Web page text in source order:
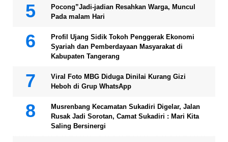
Pocong”Jadi-jadian Resahkan Warga, Muncul
Pada malam Hari
Profil Ujang Sidik Tokoh Penggerak Ekonomi
Syariah dan Pemberdayaan Masyarakat di
Kabupaten Tangerang
Viral Foto MBG Diduga Dinilai Kurang Gizi
Heboh di Grup WhatsApp
Musrenbang Kecamatan Sukadiri Digelar, Jalan
Rusak Jadi Sorotan, Camat Sukadiri : Mari Kita
Saling Bersinergi